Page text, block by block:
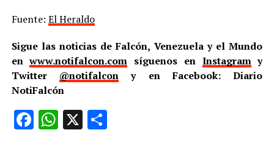
Fuente: El Heraldo
Sigue las noticias de Falcón, Venezuela y el Mundo
enwww.notifalcon.com síguenos en Instagramy
Twitter @notifalcon y en Facebook: Diario
NotiFalcón
Facebook
WhatsApp
X Compartir